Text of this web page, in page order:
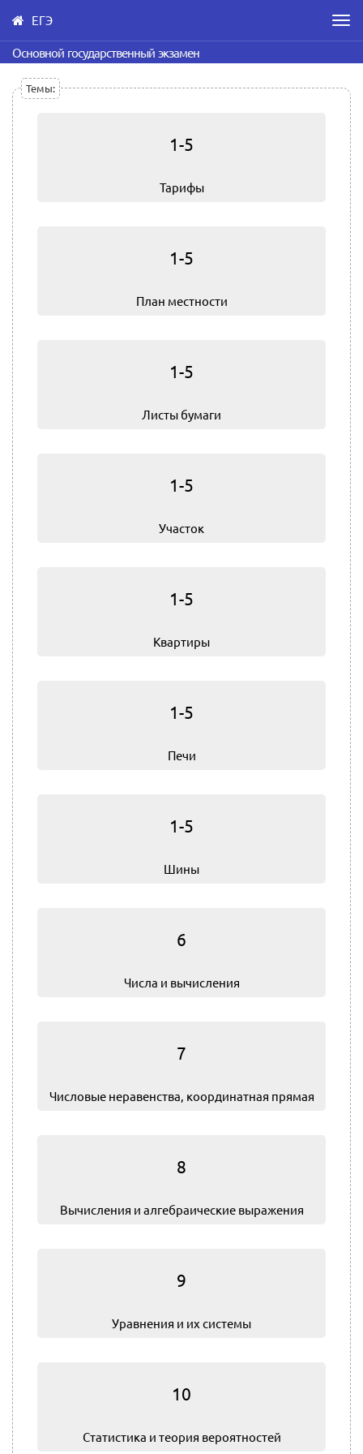
Skip
to
main
content
ЕГЭ
Основной государственный экзамен
Темы:
1-5
Тарифы
1-5
План местности
1-5
Листы бумаги
1-5
Участок
1-5
Квартиры
1-5
Печи
1-5
Шины
6
Числа и вычисления
7
Числовые неравенства, координатная прямая
8
Вычисления и алгебраические выражения
9
Уравнения и их системы
10
Статистика и теория вероятностей